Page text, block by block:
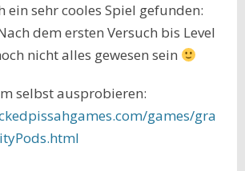
ein sehr cooles Spiel gefunden:
dem ersten Versuch bis Level
nicht alles gewesen sein
selbst ausprobieren:
games/gra